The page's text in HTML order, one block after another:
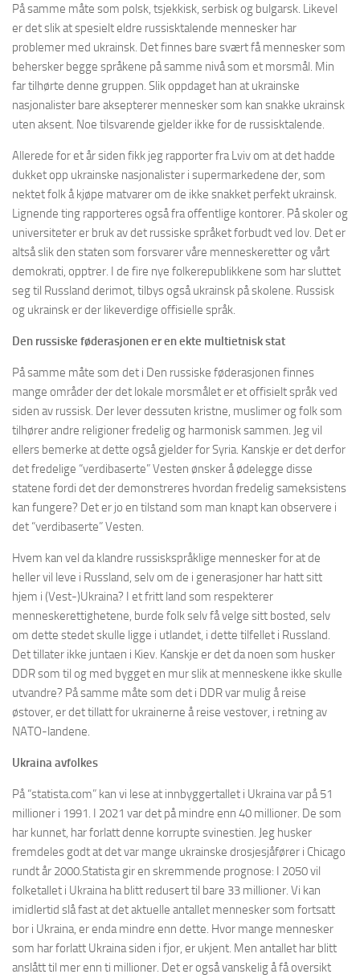
På samme måte som polsk, tsjekkisk, serbisk og bulgarsk. Likevel
er det slik at spesielt eldre russisktalende mennesker har
problemer med ukrainsk. Det finnes bare svært få mennesker som
behersker begge språkene på samme nivå som et morsmål. Min
far tilhørte denne gruppen. Slik oppdaget han at ukrainske
nasjonalister bare aksepterer mennesker som kan snakke ukrainsk
uten aksent. Noe tilsvarende gjelder ikke for de russisktalende.
Allerede for et år siden fikk jeg rapporter fra Lviv om at det hadde
dukket opp ukrainske nasjonalister i supermarkedene der, som
nektet folk å kjøpe matvarer om de ikke snakket perfekt ukrainsk.
Lignende ting rapporteres også fra offentlige kontorer. På skoler og
universiteter er bruk av det russiske språket forbudt ved lov. Det er
altså slik den staten som forsvarer våre menneskeretter og vårt
demokrati, opptrer. I de fire nye folkerepublikkene som har sluttet
seg til Russland derimot, tilbys også ukrainsk på skolene. Russisk
og ukrainsk er der likeverdige offisielle språk.
Den russiske føderasjonen er en ekte multietnisk stat
På samme måte som det i Den russiske føderasjonen finnes
mange områder der det lokale morsmålet er et offisielt språk ved
siden av russisk. Der lever dessuten kristne, muslimer og folk som
tilhører andre religioner fredelig og harmonisk sammen. Jeg vil
ellers bemerke at dette også gjelder for Syria. Kanskje er det derfor
det fredelige “verdibaserte” Vesten ønsker å ødelegge disse
statene fordi det der demonstreres hvordan fredelig sameksistens
kan fungere? Det er jo en tilstand som man knapt kan observere i
det “verdibaserte” Vesten.
Hvem kan vel da klandre russiskspråklige mennesker for at de
heller vil leve i Russland, selv om de i generasjoner har hatt sitt
hjem i (Vest-)Ukraina? I et fritt land som respekterer
menneskerettighetene, burde folk selv få velge sitt bosted, selv
om dette stedet skulle ligge i utlandet, i dette tilfellet i Russland.
Det tillater ikke juntaen i Kiev. Kanskje er det da noen som husker
DDR som til og med bygget en mur slik at menneskene ikke skulle
utvandre? På samme måte som det i DDR var mulig å reise
østover, er det tillatt for ukrainerne å reise vestover, i retning av
NATO-landene.
Ukraina avfolkes
På “statista.com” kan vi lese at innbyggertallet i Ukraina var på 51
millioner i 1991. I 2021 var det på mindre enn 40 millioner. De som
har kunnet, har forlatt denne korrupte svinestien. Jeg husker
fremdeles godt at det var mange ukrainske drosjesjåfører i Chicago
rundt år 2000.Statista gir en skremmende prognose: I 2050 vil
folketallet i Ukraina ha blitt redusert til bare 33 millioner. Vi kan
imidlertid slå fast at det aktuelle antallet mennesker som fortsatt
bor i Ukraina, er enda mindre enn dette. Hvor mange mennesker
som har forlatt Ukraina siden i fjor, er ukjent. Men antallet har blitt
anslått til mer enn ti millioner. Det er også vanskelig å få oversikt